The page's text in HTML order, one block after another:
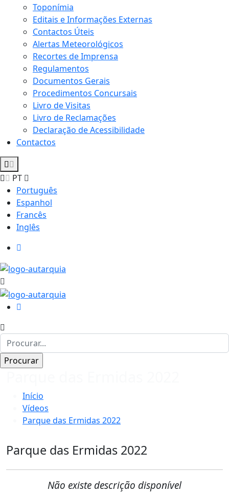
Toponímia
Editais e Informações Externas
Contactos Úteis
Alertas Meteorológicos
Recortes de Imprensa
Regulamentos
Documentos Gerais
Procedimentos Concursais
Livro de Visitas
Livro de Reclamações
Declaração de Acessibilidade
Contactos
PT
Português
Espanhol
Francês
Inglês
Início
Vídeos
Parque das Ermidas 2022
Parque das Ermidas 2022
Não existe descrição disponível